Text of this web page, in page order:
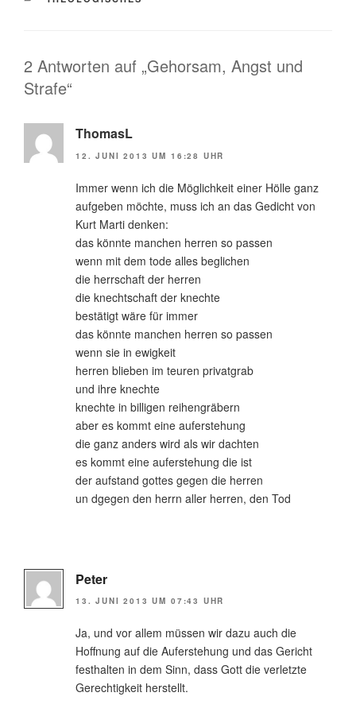
2 Antworten auf „Gehorsam, Angst und
Strafe“
ThomasL
12. JUNI 2013 UM 16:28 UHR
Immer wenn ich die Möglichkeit einer Hölle ganz
aufgeben möchte, muss ich an das Gedicht von
Kurt Marti denken:
das könnte manchen herren so passen
wenn mit dem tode alles beglichen
die herrschaft der herren
die knechtschaft der knechte
bestätigt wäre für immer
das könnte manchen herren so passen
wenn sie in ewigkeit
herren blieben im teuren privatgrab
und ihre knechte
knechte in billigen reihengräbern
aber es kommt eine auferstehung
die ganz anders wird als wir dachten
es kommt eine auferstehung die ist
der aufstand gottes gegen die herren
un dgegen den herrn aller herren, den Tod
Peter
13. JUNI 2013 UM 07:43 UHR
Ja, und vor allem müssen wir dazu auch die
Hoffnung auf die Auferstehung und das Gericht
festhalten in dem Sinn, dass Gott die verletzte
Gerechtigkeit herstellt.